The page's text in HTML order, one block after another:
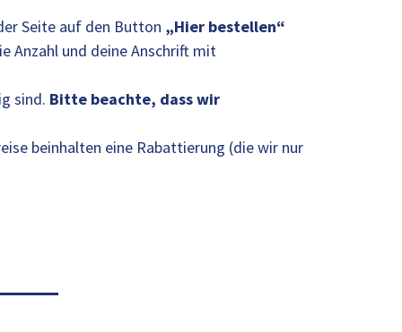
Seite auf den Button „Hier bestellen“
Anzahl und deine Anschrift mit
sind. Bitte beachte, dass wir
beinhalten eine Rabattierung (die wir nur